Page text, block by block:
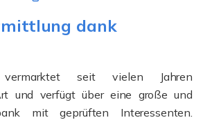
dank
seit vielen Jahren
und verfügt über eine große und
mit geprüften Interessenten.